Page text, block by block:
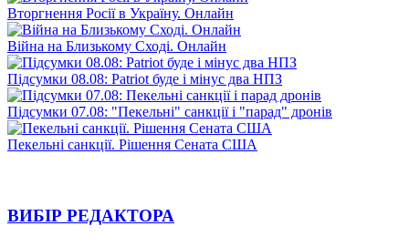
Вторгнення Росії в Україну. Онлайн
Війна на Близькому Сході. Онлайн
Підсумки 08.08: Patriot буде і мінус два НПЗ
Підсумки 07.08: "Пекельні" санкції і "парад" дронів
Пекельні санкції. Рішення Сената США
ВИБІР РЕДАКТОРА